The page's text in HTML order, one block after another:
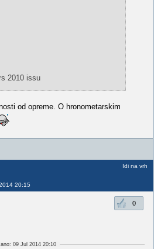
2010 issu
od opreme. O hronometarskim
20:15
Idi na vrh
0
09 Jul 2014 20:10